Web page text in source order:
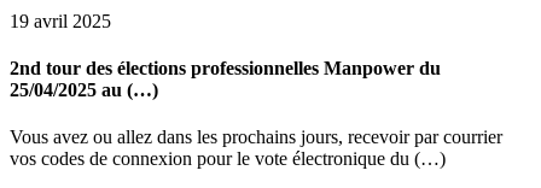
19 avril 2025
2nd tour des élections professionnelles Manpower du
25/04/2025 au (…)
Vous avez ou allez dans les prochains jours, recevoir par courrier
vos codes de connexion pour le vote électronique du (…)